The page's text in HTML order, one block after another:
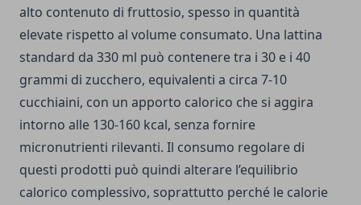
alto contenuto di fruttosio, spesso in quantità
elevate rispetto al volume consumato. Una lattina
standard da 330 ml può contenere tra i 30 e i 40
grammi di zucchero, equivalenti a circa 7-10
cucchiaini, con un apporto calorico che si aggira
intorno alle 130-160 kcal, senza fornire
micronutrienti rilevanti. Il consumo regolare di
questi prodotti può quindi alterare l’equilibrio
calorico complessivo, soprattutto perché le calorie